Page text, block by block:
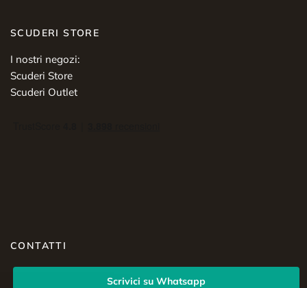
SCUDERI STORE
I nostri negozi:
Scuderi Store
Scuderi Outlet
CONTATTI
Scrivici su Whatsapp